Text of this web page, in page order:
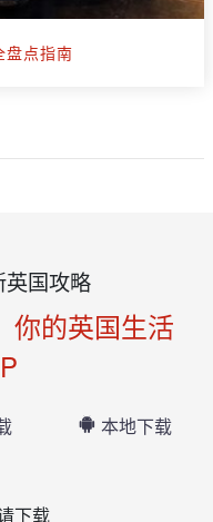
盘点指南
英国攻略
你的英国生活
本地下载
下载